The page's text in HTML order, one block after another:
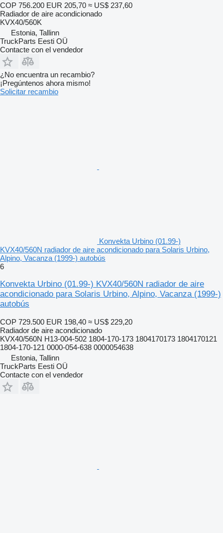
COP 756.200 EUR 205,70 ≈ US$ 237,60
Radiador de aire acondicionado
KVX40/560K
Estonia, Tallinn
TruckParts Eesti OÜ
Contacte con el vendedor
¿No encuentra un recambio?
¡Pregúntenos ahora mismo!
Solicitar recambio
Konvekta Urbino (01.99-)
KVX40/560N radiador de aire acondicionado para Solaris Urbino,
Alpino, Vacanza (1999-) autobús
6
Konvekta Urbino (01.99-) KVX40/560N radiador de aire
acondicionado para Solaris Urbino, Alpino, Vacanza (1999-)
autobús
COP 729.500 EUR 198,40 ≈ US$ 229,20
Radiador de aire acondicionado
KVX40/560N H13-004-502 1804-170-173 1804170173 1804170121
1804-170-121 0000-054-638 0000054638
Estonia, Tallinn
TruckParts Eesti OÜ
Contacte con el vendedor